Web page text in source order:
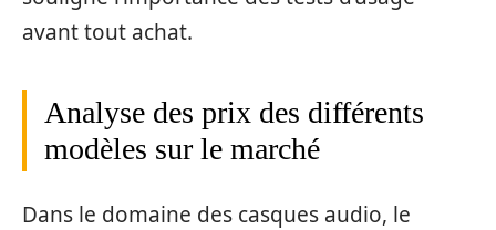
avant tout achat.
Analyse des prix des différents
modèles sur le marché
Dans le domaine des casques audio, le